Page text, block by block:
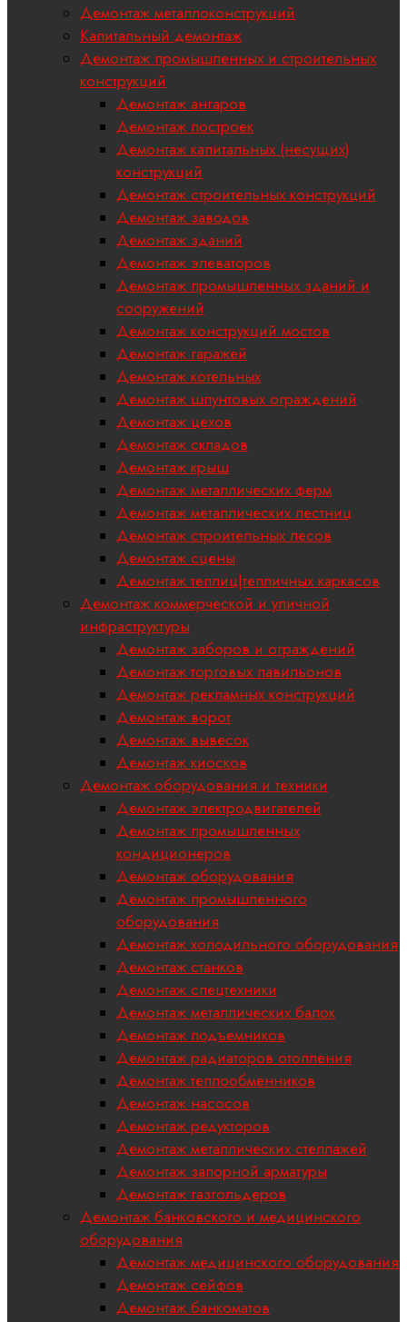
Демонтаж металлоконструкций
Капитальный демонтаж
Демонтаж промышленных и строительных
конструкций
Демонтаж ангаров
Демонтаж построек
Демонтаж капитальных (несущих)
конструкций
Демонтаж строительных конструкций
Демонтаж заводов
Демонтаж зданий
Демонтаж элеваторов
Демонтаж промышленных зданий и
сооружений
Демонтаж конструкций мостов
Демонтаж гаражей
Демонтаж котельных
Демонтаж шпунтовых ограждений
Демонтаж цехов
Демонтаж складов
Демонтаж крыш
Демонтаж металлических ферм
Демонтаж металлических лестниц
Демонтаж строительных лесов
Демонтаж сцены
Демонтаж теплиц|тепличных каркасов
Демонтаж коммерческой и уличной
инфраструктуры
Демонтаж заборов и ограждений
Демонтаж торговых павильонов
Демонтаж рекламных конструкций
Демонтаж ворот
Демонтаж вывесок
Демонтаж киосков
Демонтаж оборудования и техники
Демонтаж электродвигателей
Демонтаж промышленных
кондиционеров
Демонтаж оборудования
Демонтаж промышленного
оборудования
Демонтаж холодильного оборудования
Демонтаж станков
Демонтаж спецтехники
Демонтаж металлических балок
Демонтаж подъемников
Демонтаж радиаторов отопления
Демонтаж теплообменников
Демонтаж насосов
Демонтаж редукторов
Демонтаж металлических стеллажей
Демонтаж запорной арматуры
Демонтаж газгольдеров
Демонтаж банковского и медицинского
оборудования
Демонтаж медицинского оборудования
Демонтаж сейфов
Демонтаж банкоматов